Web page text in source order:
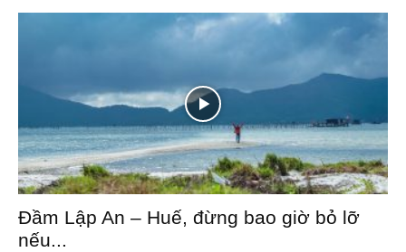
Đầm Lập An – Huế, đừng bao giờ bỏ lỡ
nếu...